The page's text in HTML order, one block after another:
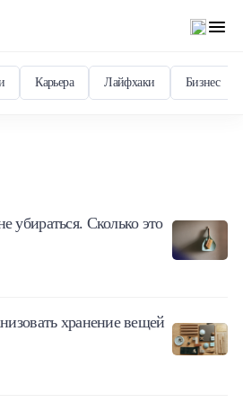
Карьера Лайфхаки Бизнес
убираться. Сколько это
хранение вещей